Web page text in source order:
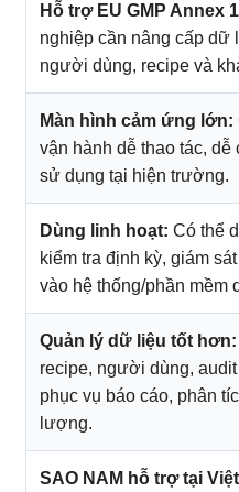
Hỗ trợ EU GMP Annex
nghiệp cần nâng cấp dữ
người dùng, recipe và
Màn hình cảm ứng lớn:
vận hành dễ thao tác, dễ
sử dụng tại hiện trường.
Dùng linh hoạt: Có thể
kiểm tra định kỳ, giám
vào hệ thống/phần mềm
Quản lý dữ liệu tốt hơn:
recipe, người dùng,
phục vụ báo cáo, phân
lượng.
SAO NAM hỗ trợ tại